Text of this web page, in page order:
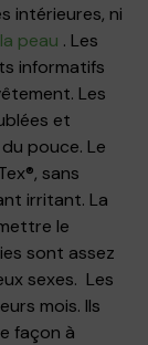
intérieures, ni
peau . Les
informatifs
Les
et
pouce. Le
sans
irritant. La
le
sont assez
sexes. Les
mois. Ils
façon à